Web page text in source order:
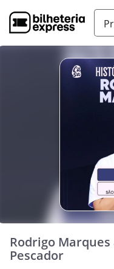
Rodrigo
Pescador